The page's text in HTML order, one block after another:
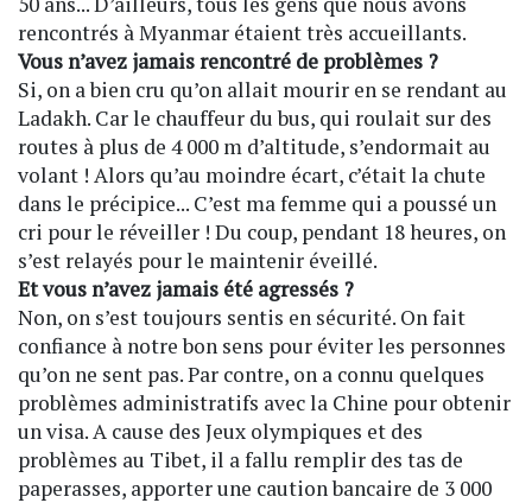
rencontrés à Myanmar étaient très accueillants.
Vous n’avez jamais rencontré de problèmes ?
Si, on a bien cru qu’on allait mourir en se rendant au
Ladakh. Car le chauffeur du bus, qui roulait sur des
routes à plus de 4 000 m d’altitude, s’endormait au
volant ! Alors qu’au moindre écart, c’était la chute
dans le précipice... C’est ma femme qui a poussé un
cri pour le réveiller ! Du coup, pendant 18 heures, on
s’est relayés pour le maintenir éveillé.
Et vous n’avez jamais été agressés ?
Non, on s’est toujours sentis en sécurité. On fait
confiance à notre bon sens pour éviter les personnes
qu’on ne sent pas. Par contre, on a connu quelques
problèmes administratifs avec la Chine pour obtenir
un visa. A cause des Jeux olympiques et des
problèmes au Tibet, il a fallu remplir des tas de
paperasses, apporter une caution bancaire de 3 000